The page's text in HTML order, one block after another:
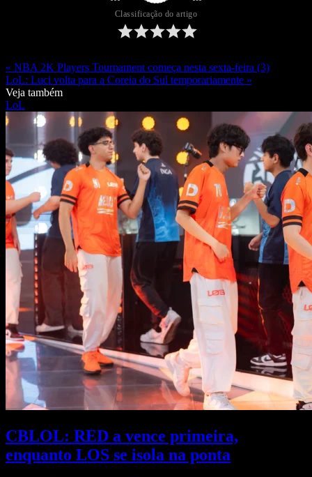
Classificação do artigo
« NBA 2K Players Tournament começa nesta sexta-feira (3)
LoL: Luci volta para a Coreia do Sul temporariamente »
Veja também
LoL
CBLOL: RED a vence primeira,
enquanto LOS se isola na ponta